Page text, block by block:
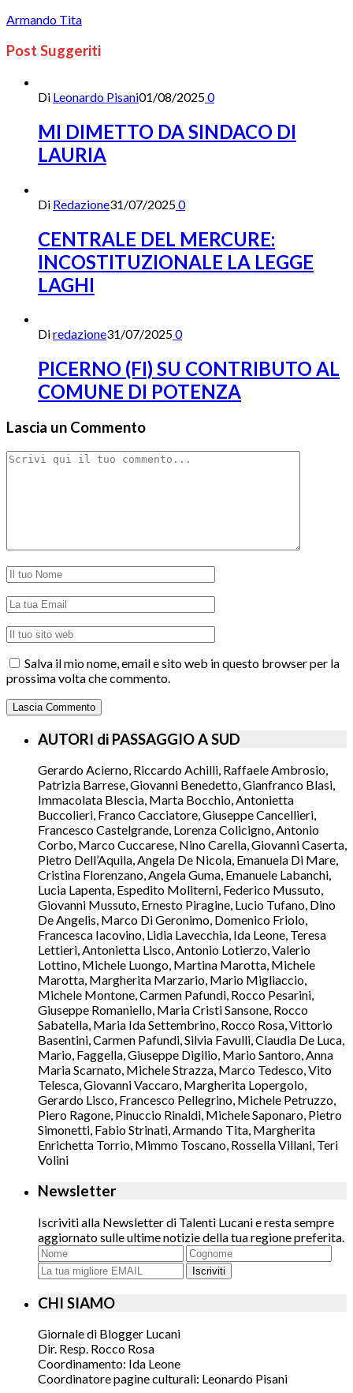
Armando Tita
Post Suggeriti
Di Leonardo Pisani01/08/20250
MI DIMETTO DA SINDACO DI
LAURIA
Di Redazione31/07/20250
CENTRALE DEL MERCURE:
INCOSTITUZIONALE LA LEGGE
LAGHI
Diredazione31/07/20250
PICERNO (FI) SU CONTRIBUTO AL
COMUNE DI POTENZA
Lascia un Commento
Salva il mio nome, email e sito web in questo browser per la
prossima volta che commento.
AUTORI di PASSAGGIO A SUD
Gerardo Acierno, Riccardo Achilli, Raffaele Ambrosio,
Patrizia Barrese, Giovanni Benedetto, Gianfranco Blasi,
Immacolata Blescia, Marta Bocchio, Antonietta
Buccolieri, Franco Cacciatore, Giuseppe Cancellieri,
Francesco Castelgrande, Lorenza Colicigno, Antonio
Corbo, Marco Cuccarese, Nino Carella, Giovanni Caserta,
Pietro Dell’Aquila, Angela De Nicola, Emanuela Di Mare,
Cristina Florenzano, Angela Guma, Emanuele Labanchi,
Lucia Lapenta, Espedito Moliterni, Federico Mussuto,
Giovanni Mussuto, Ernesto Piragine, Lucio Tufano, Dino
De Angelis, Marco Di Geronimo, Domenico Friolo,
Francesca Iacovino, Lidia Lavecchia, Ida Leone, Teresa
Lettieri, Antonietta Lisco, Antonio Lotierzo, Valerio
Lottino, Michele Luongo, Martina Marotta, Michele
Marotta, Margherita Marzario, Mario Migliaccio,
Michele Montone, Carmen Pafundi, Rocco Pesarini,
Giuseppe Romaniello, Maria Cristi Sansone, Rocco
Sabatella, Maria Ida Settembrino, Rocco Rosa, Vittorio
Basentini, Carmen Pafundi, Silvia Favulli, Claudia De Luca,
Mario, Faggella, Giuseppe Digilio, Mario Santoro, Anna
Maria Scarnato, Michele Strazza, Marco Tedesco, Vito
Telesca, Giovanni Vaccaro, Margherita Lopergolo,
Gerardo Lisco, Francesco Pellegrino, Michele Petruzzo,
Piero Ragone, Pinuccio Rinaldi, Michele Saponaro, Pietro
Simonetti, Fabio Strinati, Armando Tita, Margherita
Enrichetta Torrio, Mimmo Toscano, Rossella Villani, Teri
Volini
Newsletter
Iscriviti alla Newsletter di Talenti Lucani e resta sempre
aggiornato sulle ultime notizie della tua regione preferita.
Iscriviti
CHI SIAMO
Giornale di Blogger Lucani
Dir. Resp. Rocco Rosa
Coordinamento: Ida Leone
Coordinatore pagine culturali: Leonardo Pisani